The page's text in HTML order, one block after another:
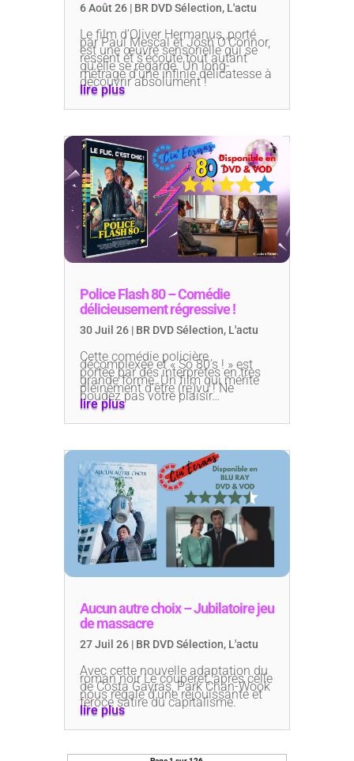
6 Août 26| BR DVD Sélection, L'actu
Le film d’Oliver Hermanus, porté
par Paul Mescal et Josh O’Connor,
est une œuvre sensorielle qui se
ressent et s’écoute tout autant
qu’elle se regarde. Un long-
métrage d’une infinie délicatesse à
découvrir absolument !
lire plus
Police Flash 80 – Comédie
délicieusement régressive !
30 Juil 26| BR DVD Sélection, L'actu
Cette comédie policière
décomplexée et « So 80’s ! » est
portée par des interprètes en très
grande forme. Un film qui mérite
pleinement d’être (re)vu ! Ne
boudez pas votre plaisir…
lire plus
Aucun autre choix – Jubilatoire jeu
de massacre
27 Juil 26| BR DVD Sélection, L'actu
Avec cette nouvelle adaptation du
roman noir Le couperet, après celle
de Costa Gavras, Park Chan-Wook
nous régale d’une réjouissante et
féroce satire du capitalisme.
lire plus